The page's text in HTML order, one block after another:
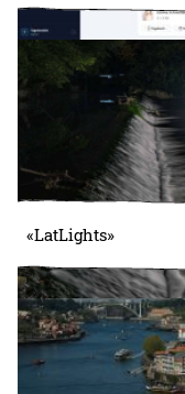
«LatLights»